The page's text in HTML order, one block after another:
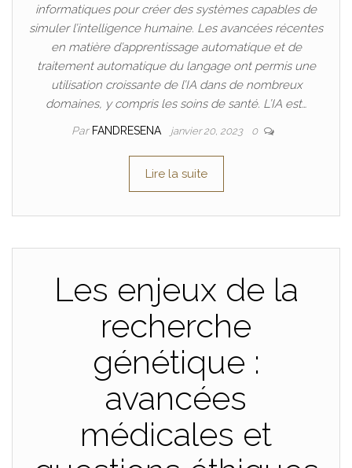
informatiques pour créer des systèmes capables de
simuler l’intelligence humaine. Les avancées récentes
en matière d’apprentissage automatique et de
traitement automatique du langage ont permis une
utilisation croissante de l’IA dans de nombreux
domaines, y compris les soins de santé. L’IA est…
Par FANDRESENA janvier 20, 2023 0
Lire la suite
Les enjeux de la
recherche
génétique :
avancées
médicales et